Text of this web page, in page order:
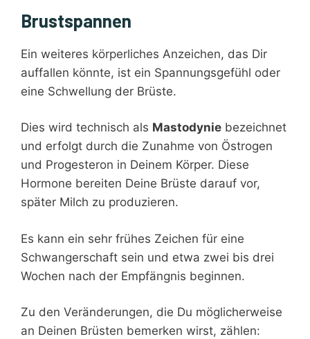
Brustspannen
Ein weiteres körperliches Anzeichen, das Dir
auffallen könnte, ist ein Spannungsgefühl oder
eine Schwellung der Brüste.
Dies wird technisch als Mastodynie bezeichnet
und erfolgt durch die Zunahme von Östrogen
und Progesteron in Deinem Körper. Diese
Hormone bereiten Deine Brüste darauf vor,
später Milch zu produzieren.
Es kann ein sehr frühes Zeichen für eine
Schwangerschaft sein und etwa zwei bis drei
Wochen nach der Empfängnis beginnen.
Zu den Veränderungen, die Du möglicherweise
an Deinen Brüsten bemerken wirst, zählen: